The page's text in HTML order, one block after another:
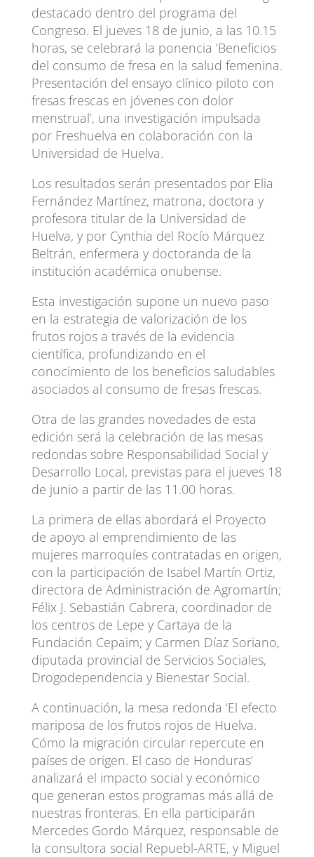
destacado dentro del programa del
Congreso. El jueves 18 de junio, a las 10.15
horas, se celebrará la ponencia ‘Beneficios
del consumo de fresa en la salud femenina.
Presentación del ensayo clínico piloto con
fresas frescas en jóvenes con dolor
menstrual’, una investigación impulsada
por Freshuelva en colaboración con la
Universidad de Huelva.
Los resultados serán presentados por Elia
Fernández Martínez, matrona, doctora y
profesora titular de la Universidad de
Huelva, y por Cynthia del Rocío Márquez
Beltrán, enfermera y doctoranda de la
institución académica onubense.
Esta investigación supone un nuevo paso
en la estrategia de valorización de los
frutos rojos a través de la evidencia
científica, profundizando en el
conocimiento de los beneficios saludables
asociados al consumo de fresas frescas.
Otra de las grandes novedades de esta
edición será la celebración de las mesas
redondas sobre Responsabilidad Social y
Desarrollo Local, previstas para el jueves 18
de junio a partir de las 11.00 horas.
La primera de ellas abordará el Proyecto
de apoyo al emprendimiento de las
mujeres marroquíes contratadas en origen,
con la participación de Isabel Martín Ortiz,
directora de Administración de Agromartín;
Félix J. Sebastián Cabrera, coordinador de
los centros de Lepe y Cartaya de la
Fundación Cepaim; y Carmen Díaz Soriano,
diputada provincial de Servicios Sociales,
Drogodependencia y Bienestar Social.
A continuación, la mesa redonda ‘El efecto
mariposa de los frutos rojos de Huelva.
Cómo la migración circular repercute en
países de origen. El caso de Honduras’
analizará el impacto social y económico
que generan estos programas más allá de
nuestras fronteras. En ella participarán
Mercedes Gordo Márquez, responsable de
la consultora social Repuebl-ARTE, y Miguel